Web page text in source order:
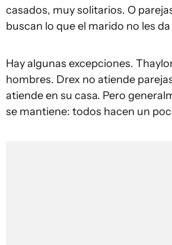
casados, muy solitarios. O
buscan lo que el marido no les da
Hay algunas excepciones.
hombres. Drex no atiende
atiende en su casa. Pero
se mantiene: todos hacen un